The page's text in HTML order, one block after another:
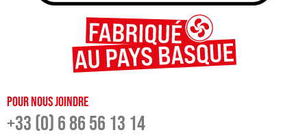
Pour nous joindre
+33 (0) 6 86 56 13 14